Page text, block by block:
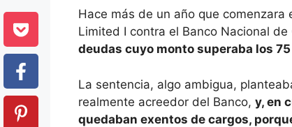
Hace más de un año que
Limited I contra el Banco Nacional
deudas cuyo monto superaba los
La sentencia, algo ambigua,
realmente acreedor del Banco, y, en
quedaban exentos de cargos,